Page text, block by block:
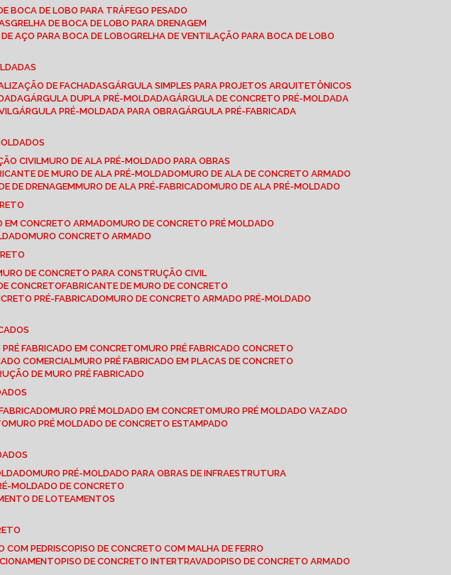
DE BOCA DE LOBO PARA TRÁFEGO PESADO
GRELHA DE BOCA DE LOBO PARA DRENAGEM
DE AÇO PARA BOCA DE LOBO
GRELHA DE VENTILAÇÃO PARA BOCA DE LOBO
DE FACHADAS
GÁRGULA SIMPLES PARA PROJETOS ARQUITETÔNICOS
GÁRGULA DUPLA PRÉ-MOLDADA
GÁRGULA DE CONCRETO PRÉ-MOLDADA
GÁRGULA PRÉ-MOLDADA PARA OBRA
GÁRGULA PRÉ-FABRICADA
CIVIL
MURO DE ALA PRÉ-MOLDADO PARA OBRAS
DE MURO DE ALA PRÉ-MOLDADO
MURO DE ALA DE CONCRETO ARMADO
DE DRENAGEM MURO DE ALA PRÉ-FABRICADO
MURO DE ALA PRÉ-MOLDADO
EM CONCRETO ARMADO
MURO DE CONCRETO PRÉ MOLDADO
MURO CONCRETO ARMADO
MURO DE CONCRETO PARA CONSTRUÇÃO CIVIL
CONCRETO FABRICANTE DE MURO DE CONCRETO
PRÉ-FABRICADO
MURO DE CONCRETO ARMADO PRÉ-MOLDADO
PRÉ FABRICADO EM CONCRETO
MURO PRÉ FABRICADO CONCRETO
COMERCIAL
MURO PRÉ FABRICADO EM PLACAS DE CONCRETO
DE MURO PRÉ FABRICADO
FABRICADO MURO PRÉ MOLDADO EM CONCRETO
MURO PRÉ MOLDADO VAZADO
MURO PRÉ MOLDADO DE CONCRETO ESTAMPADO
MURO PRÉ-MOLDADO PARA OBRAS DE INFRAESTRUTURA
MOLDADO DE CONCRETO
DE LOTEAMENTOS
COM PEDRISCO PISO DE CONCRETO COM MALHA DE FERRO
PISO DE CONCRETO INTERTRAVADO PISO DE CONCRETO ARMADO